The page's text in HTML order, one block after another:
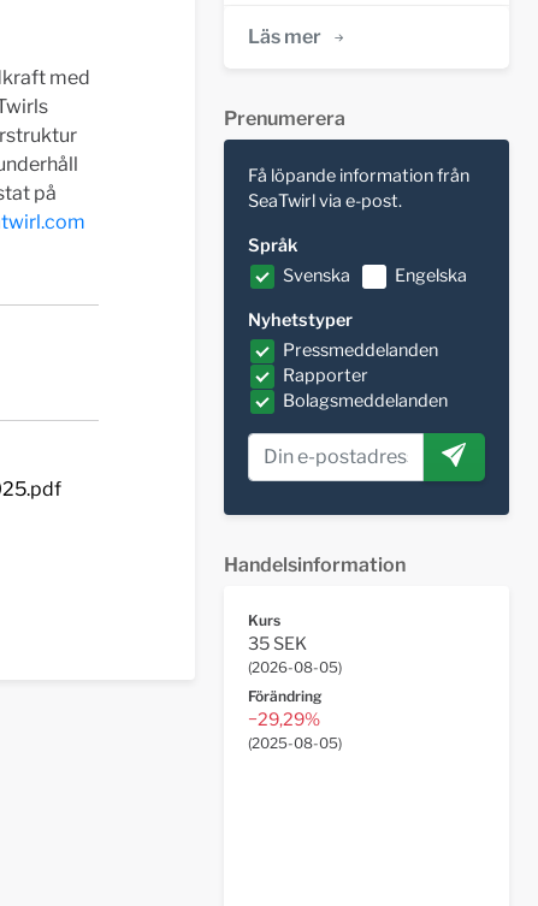
med
på
Läs mer
Prenumerera
Få löpande information från
SeaTwirl via e-post.
Språk
Svenska
Engelska
Nyhetstyper
Pressmeddelanden
Rapporter
Bolagsmeddelanden
Handelsinformation
Kurs
35 SEK
(2026-08-05)
Förändring
−29,29%
(2025-08-05)